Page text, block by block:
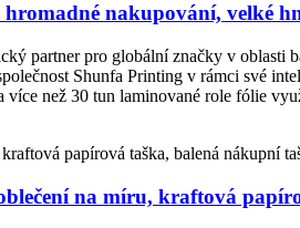
nakupování, velké
partner pro globální značky v oblasti
Shunfa Printing v rámci své
než 30 tun laminované role fólie
na míru, kraftová